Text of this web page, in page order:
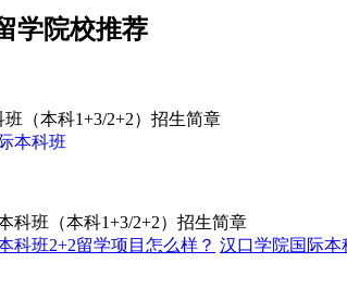
学院校推荐
科班（本科1+3/2+2）招生简章
科班2+2留学项目怎么样？ 汉口学院国际本